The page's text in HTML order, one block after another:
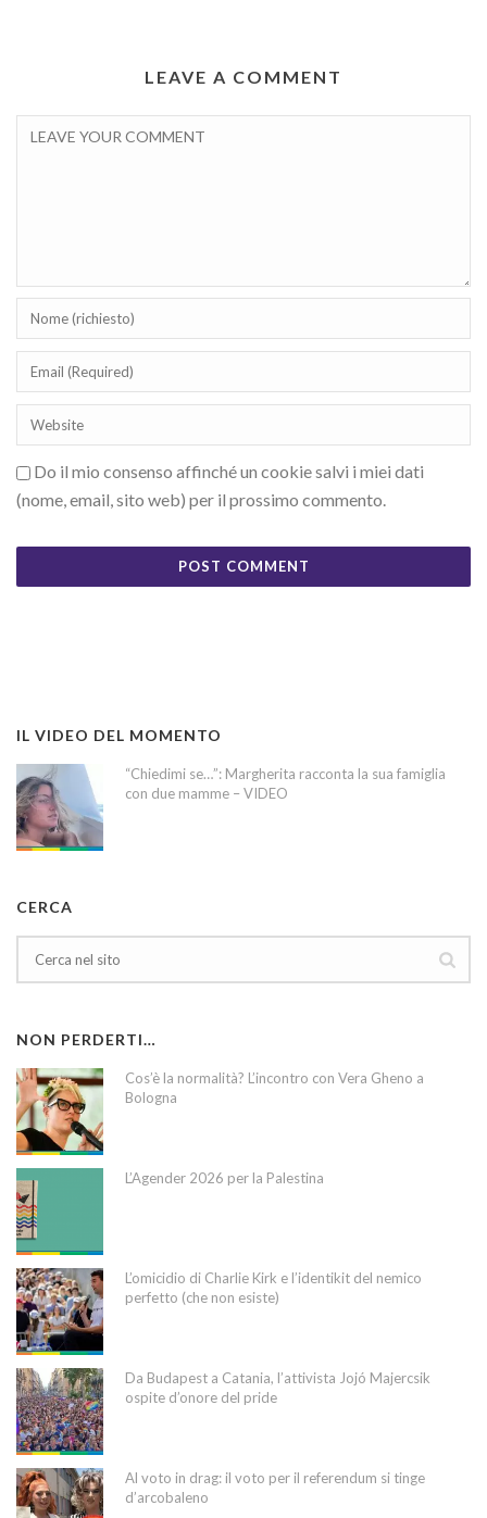
LEAVE A COMMENT
Do il mio consenso affinché un cookie salvi i miei dati
(nome, email, sito web) per il prossimo commento.
IL VIDEO DEL MOMENTO
“Chiedimi se…”: Margherita racconta la sua famiglia
con due mamme – VIDEO
CERCA
NON PERDERTI…
Cos’è la normalità? L’incontro con Vera Gheno a
Bologna
L’Agender 2026 per la Palestina
L’omicidio di Charlie Kirk e l’identikit del nemico
perfetto (che non esiste)
Da Budapest a Catania, l’attivista Jojó Majercsik
ospite d’onore del pride
Al voto in drag: il voto per il referendum si tinge
d’arcobaleno